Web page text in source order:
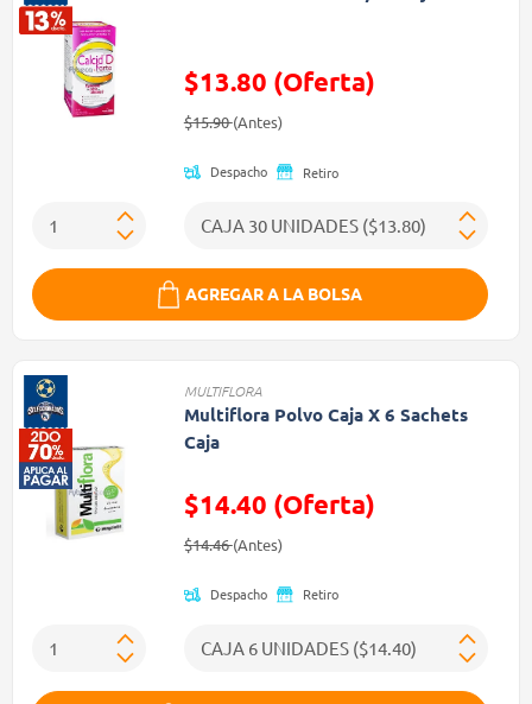
$13.80 (Oferta)
Precio reducido de
$15.90(Antes)(Oferta)
Despacho Retiro
AGREGAR A LA BOLSA
MULTIFLORA
Multiflora Polvo Caja X 6 Sachets
Caja
$14.40 (Oferta)
Precio reducido de
$14.46(Antes)(Oferta)
Despacho Retiro